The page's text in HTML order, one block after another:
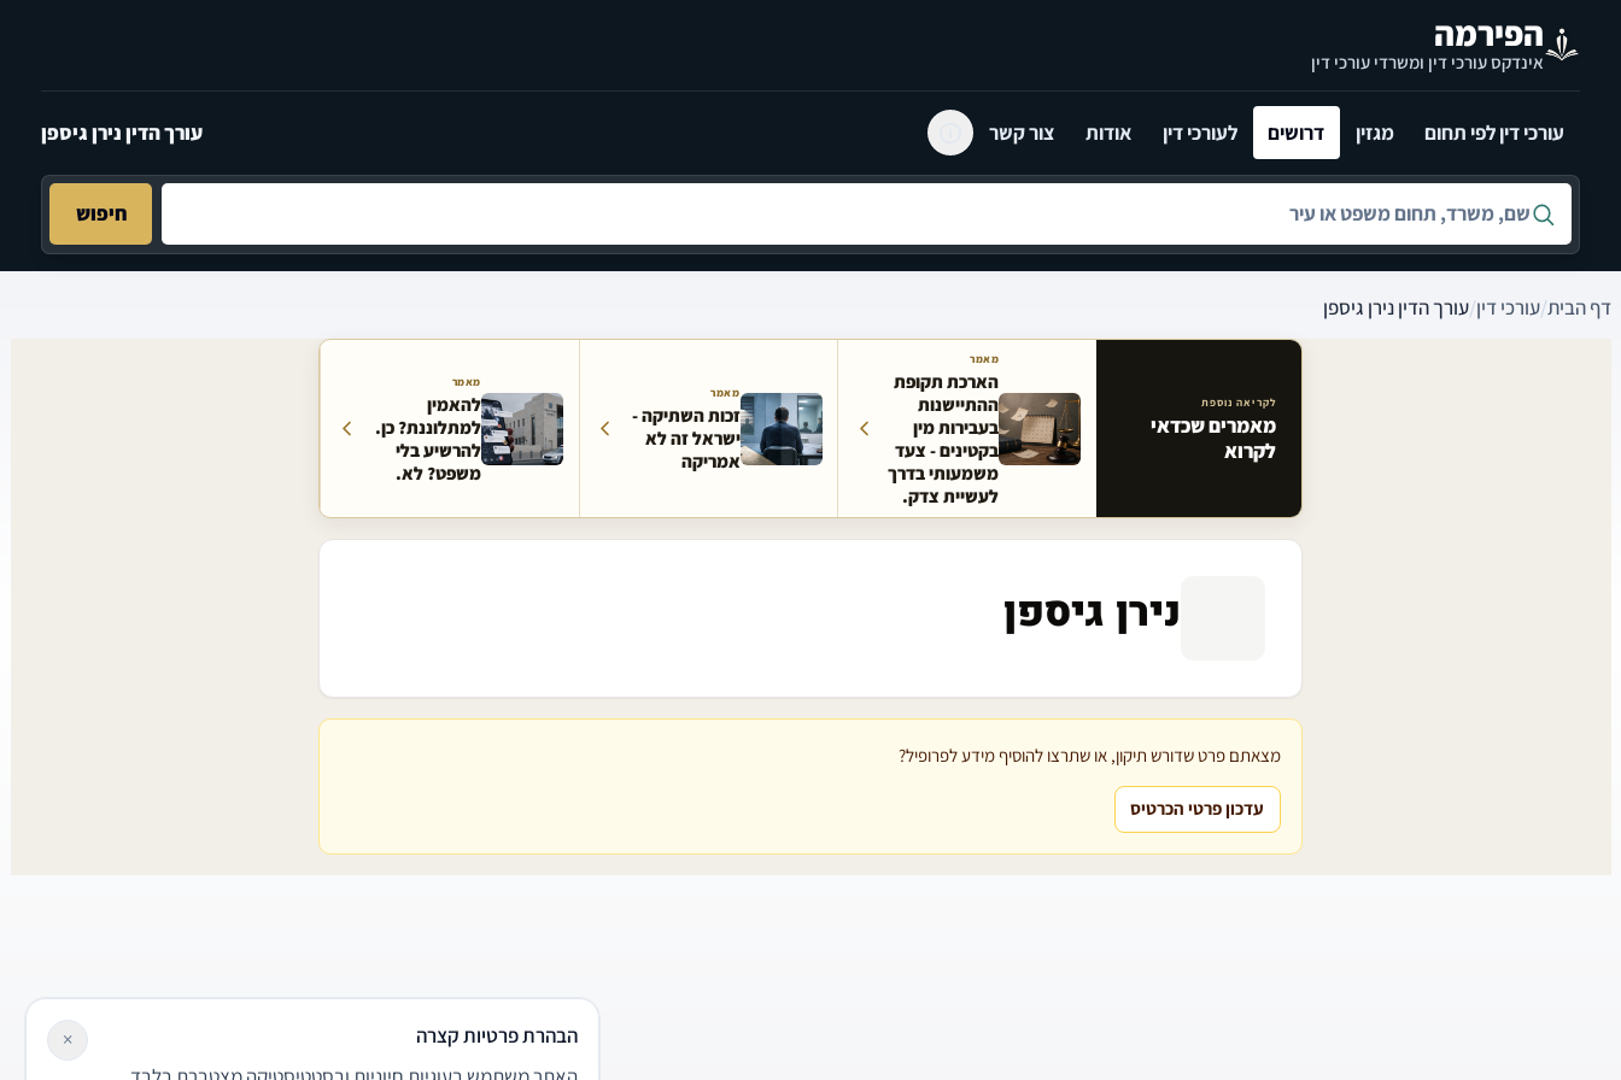
הפירמה
אינדקס עורכי דין ומשרדי עורכי דין
עורכי דין לפי תחום מגזין דרושים לעורכי דין אודות צור קשר עורך הדין נירן גיספן
חיפוש לפי שם, משרד, תחום משפט או עיר
חיפוש
דף הבית/עורכי דין/עורך הדין נירן גיספן
מאמרים קשורים באתר
לקריאה נוספת
מאמרים שכדאי
לקרוא
מאמר
הארכת תקופת
ההתיישנות
בעבירות מין
בקטינים - צעד
משמעותי בדרך
לעשיית צדק.
מאמר
זכות השתיקה -
ישראל זה לא
אמריקה
מאמר
להאמין
למתלוננת? כן.
להרשיע בלי
משפט? לא.
נירן גיספן
מצאתם פרט שדורש תיקון, או שתרצו להוסיף מידע לפרופיל?
עדכון פרטי הכרטיס
הבהרת פרטיות קצרה
×